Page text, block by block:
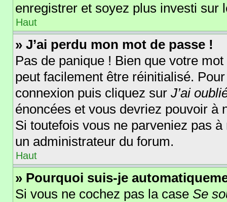
enregistrer et soyez plus investi sur
Haut
» J’ai perdu mon mot de passe !
Pas de panique ! Bien que votre
peut facilement être réinitialisé.
connexion puis cliquez sur J’ai
énoncées et vous devriez pouvoir à
Si toutefois vous ne parveniez pas
un administrateur du forum.
Haut
» Pourquoi suis-je
Si vous ne cochez pas la case Se